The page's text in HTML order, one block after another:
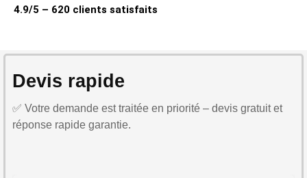
4.9/5 – 620 clients satisfaits
Devis rapide
✅ Votre demande est traitée en priorité – devis gratuit et
réponse rapide garantie.